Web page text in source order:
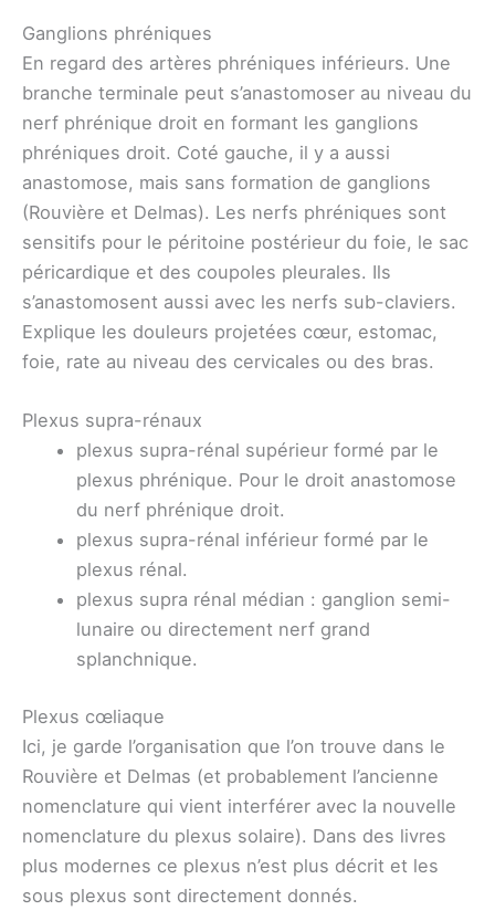
Ganglions phréniques
En regard des artères phréniques inférieurs. Une
branche terminale peut s’anastomoser au niveau du
nerf phrénique droit en formant les ganglions
phréniques droit. Coté gauche, il y a aussi
anastomose, mais sans formation de ganglions
(Rouvière et Delmas). Les nerfs phréniques sont
sensitifs pour le péritoine postérieur du foie, le sac
péricardique et des coupoles pleurales. Ils
s’anastomosent aussi avec les nerfs sub-claviers.
Explique les douleurs projetées cœur, estomac,
foie, rate au niveau des cervicales ou des bras.
Plexus supra-rénaux
plexus supra-rénal supérieur formé par le
plexus phrénique. Pour le droit anastomose
du nerf phrénique droit.
plexus supra-rénal inférieur formé par le
plexus rénal.
plexus supra rénal médian : ganglion semi-
lunaire ou directement nerf grand
splanchnique.
Plexus cœliaque
Ici, je garde l’organisation que l’on trouve dans le
Rouvière et Delmas (et probablement l’ancienne
nomenclature qui vient interférer avec la nouvelle
nomenclature du plexus solaire). Dans des livres
plus modernes ce plexus n’est plus décrit et les
sous plexus sont directement donnés.